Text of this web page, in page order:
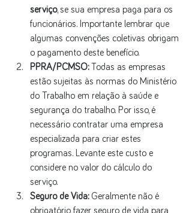
serviço, se sua empresa paga para os
funcionários. Importante lembrar que
algumas convenções coletivas obrigam
o pagamento deste benefício.
PPRA/PCMSO: Todas as empresas
estão sujeitas às normas do Ministério
do Trabalho em relação à saúde e
segurança do trabalho. Por isso, é
necessário contratar uma empresa
especializada para criar estes
programas. Levante este custo e
considere no valor do cálculo do
serviço.
Seguro de Vida: Geralmente não é
obrigatório fazer seguro de vida para